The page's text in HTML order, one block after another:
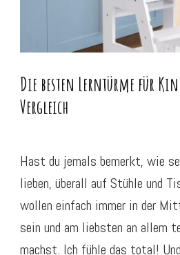
Die besten Lerntürme für
Vergleich
Hast du jemals bemerkt, wie
lieben, überall auf Stühle und
wollen einfach immer in der
sein und am liebsten an allem
machst. Ich fühle das total!